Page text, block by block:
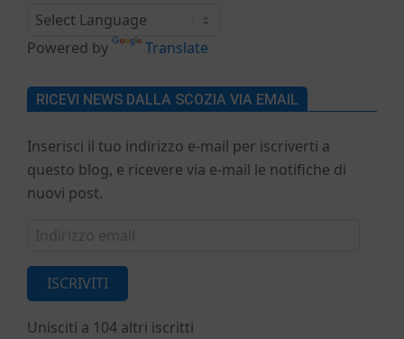
Powered by Translate
RICEVI NEWS DALLA SCOZIA VIA EMAIL
Inserisci il tuo indirizzo e-mail per iscriverti a
questo blog, e ricevere via e-mail le notifiche di
nuovi post.
ISCRIVITI
Unisciti a 104 altri iscritti